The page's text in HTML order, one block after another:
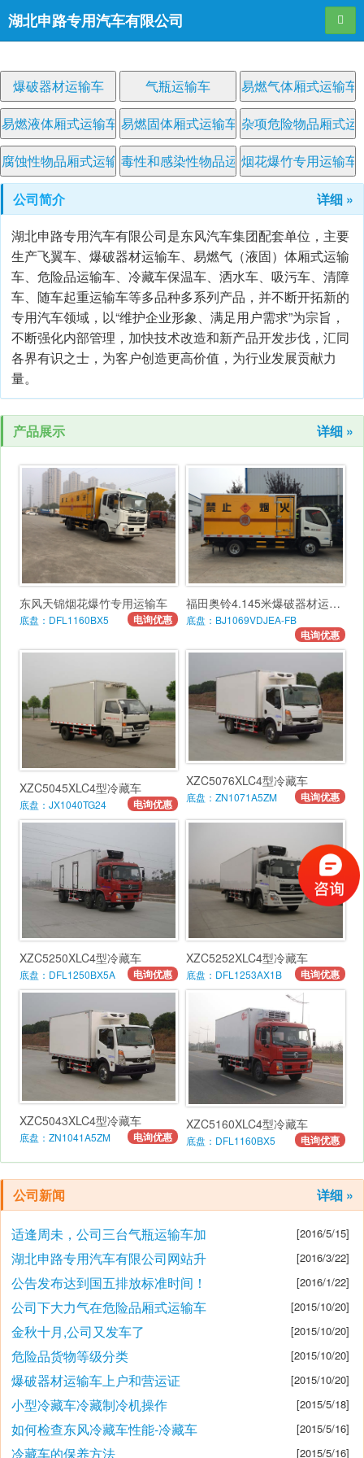
湖北申路专用汽车有限公司 导航
爆破器材运输车 气瓶运输车
易燃气体厢式运输车
易燃液体厢式运输车 易燃固体厢式运输车 杂项危险物品厢式运
腐蚀性物品厢式运输车毒性和感染性物品运输车烟花爆竹专用运输车
公司简介
详细 »
湖北申路专用汽车有限公司是东风汽车集团配套单位，主要
生产飞翼车、爆破器材运输车、易燃气（液固）体厢式运输
车、危险品运输车、冷藏车保温车、洒水车、吸污车、清障
车、随车起重运输车等多品种多系列产品，并不断开拓新的
专用汽车领域，以“维护企业形象、满足用户需求”为宗旨，
不断强化内部管理，加快技术改造和新产品开发步伐，汇同
各界有识之士，为客户创造更高价值，为行业发展贡献力
量。
产品展示 详细 »
东风天锦烟花爆竹专用运输车
底盘：DFL1160BX5 电询优惠
福田奥铃4.145米爆破器材运输车
底盘：BJ1069VDJEA-FB
电询优惠
XZC5045XLC4型冷藏车
底盘：JX1040TG24 电询优惠
XZC5076XLC4型冷藏车
底盘：ZN1071A5ZM 电询优惠
XZC5250XLC4型冷藏车
底盘：DFL1250BX5A 电询优惠
XZC5252XLC4型冷藏车
底盘：DFL1253AX1B 电询优惠
XZC5043XLC4型冷藏车
底盘：ZN1041A5ZM 电询优惠
XZC5160XLC4型冷藏车
底盘：DFL1160BX5 电询优惠
公司新闻 详细 »
适逢周未，公司三台气瓶运输车加 [2016/5/15]
湖北申路专用汽车有限公司网站升 [2016/3/22]
公告发布达到国五排放标准时间！ [2016/1/22]
公司下大力气在危险品厢式运输车 [2015/10/20]
金秋十月,公司又发车了 [2015/10/20]
危险品货物等级分类 [2015/10/20]
爆破器材运输车上户和营运证 [2015/10/20]
小型冷藏车冷藏制冷机操作 [2015/5/18]
如何检查东风冷藏车性能-冷藏车 [2015/5/16]
冷藏车的保养方法 [2015/5/16]